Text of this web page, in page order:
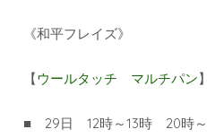
《和平フレイズ》
【ウールタッチ マルチパン】
■ 29日 12時～13時 20時